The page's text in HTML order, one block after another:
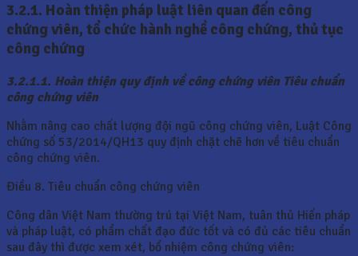
3.2.1. Hoàn thiện pháp luật liên quan đến công
chứng viên, tổ chức hành nghề công chứng, thủ tục
công chứng
3.2.1.1. Hoàn thiện quy định về công chứng viên Tiêu chuẩn
công chứng viên
Nhằm nâng cao chất lượng đội ngũ công chứng viên, Luật Công
chứng số 53/2014/QH13 quy định chặt chẽ hơn về tiêu chuẩn
công chứng viên.
Điều 8. Tiêu chuẩn công chứng viên
Công dân Việt Nam thường trú tại Việt Nam, tuân thủ Hiến pháp
và pháp luật, có phẩm chất đạo đức tốt và có đủ các tiêu chuẩn
sau đây thì được xem xét, bổ nhiệm công chứng viên: